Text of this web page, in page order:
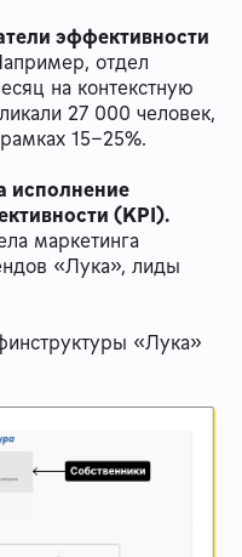
эффективности
отдел
на контекстную
27 000 человек,
15–25%.
исполнение
(KPI).
маркетинга
«Лука», лиды
«Лука»